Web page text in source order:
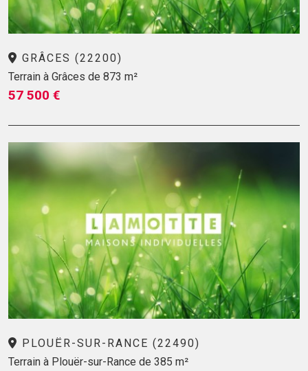
GRÂCES (22200)
Terrain à Grâces de 873 m²
57 500 €
PLOUËR-SUR-RANCE (22490)
Terrain à Plouër-sur-Rance de 385 m²